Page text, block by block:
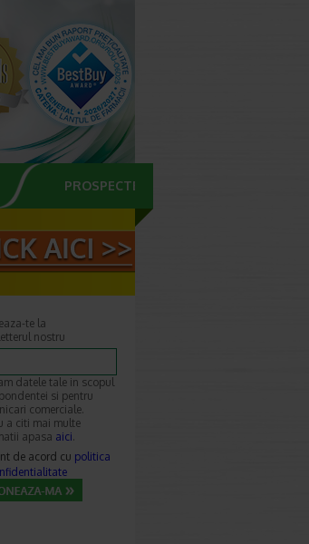
PROSPECTE
te la
nostru
datele tale in scopul
si pentru
comerciale.
a citi mai multe
apasa aici.
de acord cu politica